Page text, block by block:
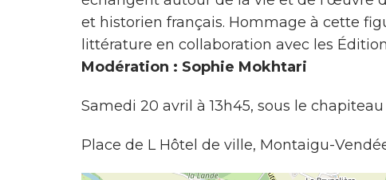
et historien français. Hommage à cette
littérature en collaboration avec les
Modération : Sophie Mokhtari
Samedi 20 avril à 13h45, sous le
Place de L Hôtel de ville, Montaigu-